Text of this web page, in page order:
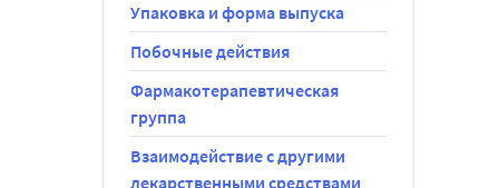
на
упаковки
если это
пока
на
и
Упаковка и форма выпуска
Побочные действия
Фармакотерапевтическая
группа
Взаимодействие с другими
лекарственными средствами